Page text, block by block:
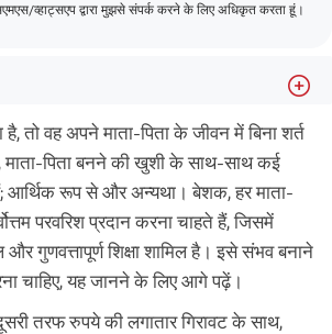
व्हाट्सएप द्वारा मुझसे संपर्क करने के लिए अधिकृत करता हूं।
बच्चों के लिए सुरक्षित बनाएं
व्यवस्थित करें
को व्यवस्थित करें
प्राप्त करें
है, तो वह अपने माता-पिता के जीवन में बिना शर्त
माता-पिता बनने की खुशी के साथ-साथ कई
आर्थिक रूप से और अन्यथा। बेशक, हर माता-
परवरिश प्रदान करना चाहते हैं, जिसमें
गुणवत्तापूर्ण शिक्षा शामिल है। इसे संभव बनाने
चाहिए, यह जानने के लिए आगे पढ़ें।
तरफ रुपये की लगातार गिरावट के साथ,